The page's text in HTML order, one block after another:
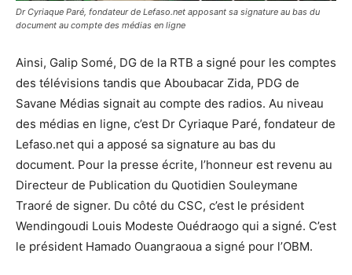
Dr Cyriaque Paré, fondateur de Lefaso.net apposant sa signature au bas du
document au compte des médias en ligne
Ainsi, Galip Somé, DG de la RTB a signé pour les comptes
des télévisions tandis que Aboubacar Zida, PDG de
Savane Médias signait au compte des radios. Au niveau
des médias en ligne, c’est Dr Cyriaque Paré, fondateur de
Lefaso.net qui a apposé sa signature au bas du
document. Pour la presse écrite, l’honneur est revenu au
Directeur de Publication du Quotidien Souleymane
Traoré de signer. Du côté du CSC, c’est le président
Wendingoudi Louis Modeste Ouédraogo qui a signé. C’est
le président Hamado Ouangraoua a signé pour l’OBM.